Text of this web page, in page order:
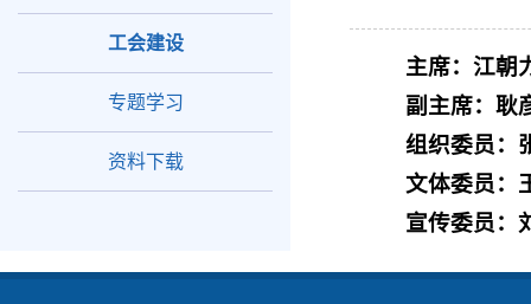
工会建设
专题学习
资料下载
主席：江朝
副主席：耿
组织委员：
文体委员：
宣传委员：